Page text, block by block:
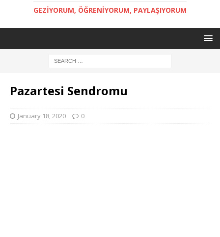
GEZİYORUM, ÖĞRENİYORUM, PAYLAŞIYORUM
Pazartesi Sendromu
January 18, 2020 0